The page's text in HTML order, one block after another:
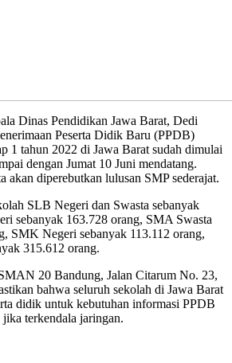
Dinas Pendidikan Jawa Barat, Dedi
Peserta Didik Baru (PPDB)
1 tahun 2022 di Jawa Barat sudah dimulai
dengan Jumat 10 Juni mendatang.
akan diperebutkan lulusan SMP sederajat.
SLB Negeri dan Swasta sebanyak
sebanyak 163.728 orang, SMA Swasta
SMK Negeri sebanyak 113.112 orang,
315.612 orang.
20 Bandung, Jalan Citarum No. 23,
bahwa seluruh sekolah di Jawa Barat
didik untuk kebutuhan informasi PPDB
terkendala jaringan.